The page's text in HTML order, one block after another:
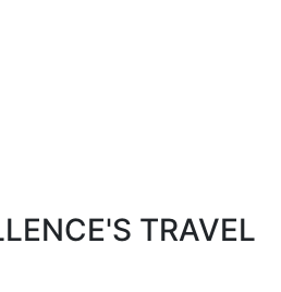
TRAVEL